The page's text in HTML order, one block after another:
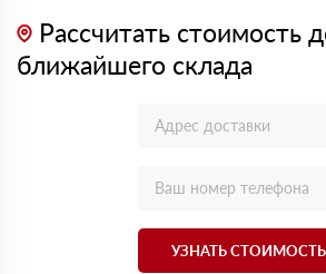
Рассчитать стоимость
ближайшего склада
УЗНАТЬ СТОИМОСТЬ